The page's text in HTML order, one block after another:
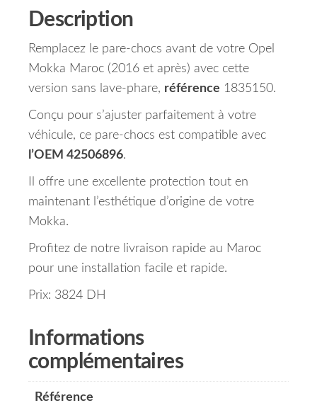
Description
Remplacez le pare-chocs avant de votre Opel
Mokka Maroc (2016 et après) avec cette
version sans lave-phare, référence 1835150.
Conçu pour s’ajuster parfaitement à votre
véhicule, ce pare-chocs est compatible avec
l’OEM 42506896.
Il offre une excellente protection tout en
maintenant l’esthétique d’origine de votre
Mokka.
Profitez de notre livraison rapide au Maroc
pour une installation facile et rapide.
Prix: 3824 DH
Informations
complémentaires
Référence